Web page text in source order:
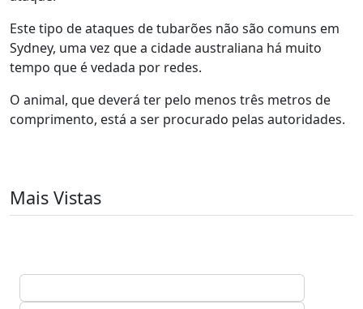
Este tipo de ataques de tubarões não são comuns em
Sydney, uma vez que a cidade australiana há muito
tempo que é vedada por redes.
O animal, que deverá ter pelo menos três metros de
comprimento, está a ser procurado pelas autoridades.
Mais Vistas